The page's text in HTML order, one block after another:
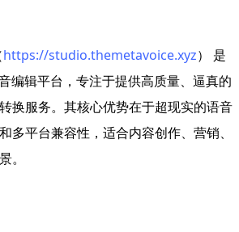
https://studio.themetavoice.xyz） 是
编辑平台，专注于提供高质量、逼真的
换服务。其核心优势在于超现实的语音
多平台兼容性，适合内容创作、营销、
。